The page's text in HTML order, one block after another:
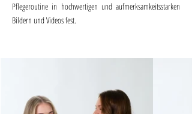
Pflegeroutine in hochwertigen und aufmerksamkeitsstarken
Bildern und Videos fest.